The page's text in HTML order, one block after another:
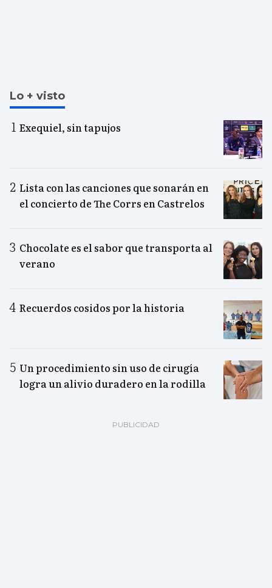
Lo + visto
Exequiel, sin tapujos
Lista con las canciones que sonarán en
el concierto de The Corrs en Castrelos
Chocolate es el sabor que transporta al
verano
Recuerdos cosidos por la historia
Un procedimiento sin uso de cirugía
logra un alivio duradero en la rodilla